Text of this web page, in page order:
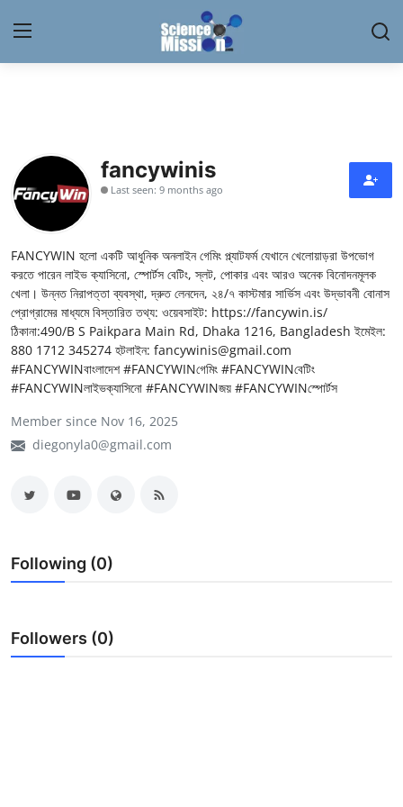
Contact
My Lab
News
Research
Science Hangouts
My Lab
My Company
Blogs
fancywinis
Last seen: 9 months ago
FANCYWIN হলো একটি আধুনিক অনলাইন গেমিং প্ল্যাটফর্ম যেখানে খেলোয়াড়রা উপভোগ
করতে পারেন লাইভ ক্যাসিনো, স্পোর্টস বেটিং, স্লট, পোকার এবং আরও অনেক বিনোদনমূলক
খেলা। উন্নত নিরাপত্তা ব্যবস্থা, দ্রুত লেনদেন, ২৪/৭ কাস্টমার সার্ভিস এবং উদ্ভাবনী বোনাস
প্রোগ্রামের মাধ্যমে বিস্তারিত তথ্য: ওয়েবসাইট: https://fancywin.is/
ঠিকানা:490/B S Paikpara Main Rd, Dhaka 1216, Bangladesh ইমেইল:
880 1712 345274 হটলাইন: fancywinis@gmail.com
#FANCYWINবাংলাদেশ #FANCYWINগেমিং #FANCYWINবেটিং
#FANCYWINলাইভক্যাসিনো #FANCYWINজয় #FANCYWINস্পোর্টস
Member since Nov 16, 2025
diegonyla0@gmail.com
Following (0)
Followers (0)